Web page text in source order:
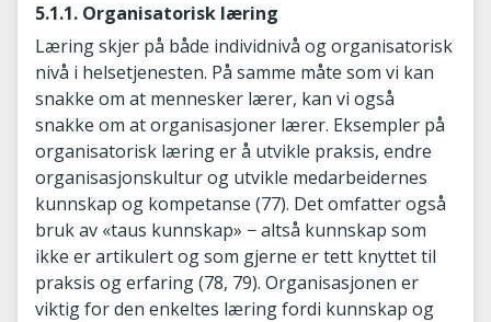
5.1.1. Organisatorisk læring
Læring skjer på både individnivå og organisatorisk
nivå i helsetjenesten. På samme måte som vi kan
snakke om at mennesker lærer, kan vi også
snakke om at organisasjoner lærer. Eksempler på
organisatorisk læring er å utvikle praksis, endre
organisasjonskultur og utvikle medarbeidernes
kunnskap og kompetanse (77). Det omfatter også
bruk av «taus kunnskap» − altså kunnskap som
ikke er artikulert og som gjerne er tett knyttet til
praksis og erfaring (78, 79). Organisasjonen er
viktig for den enkeltes læring fordi kunnskap og